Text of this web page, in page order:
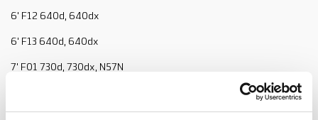
6' F12 640d, 640dx
6' F13 640d, 640dx
7' F01 730d, 730dx, N57N